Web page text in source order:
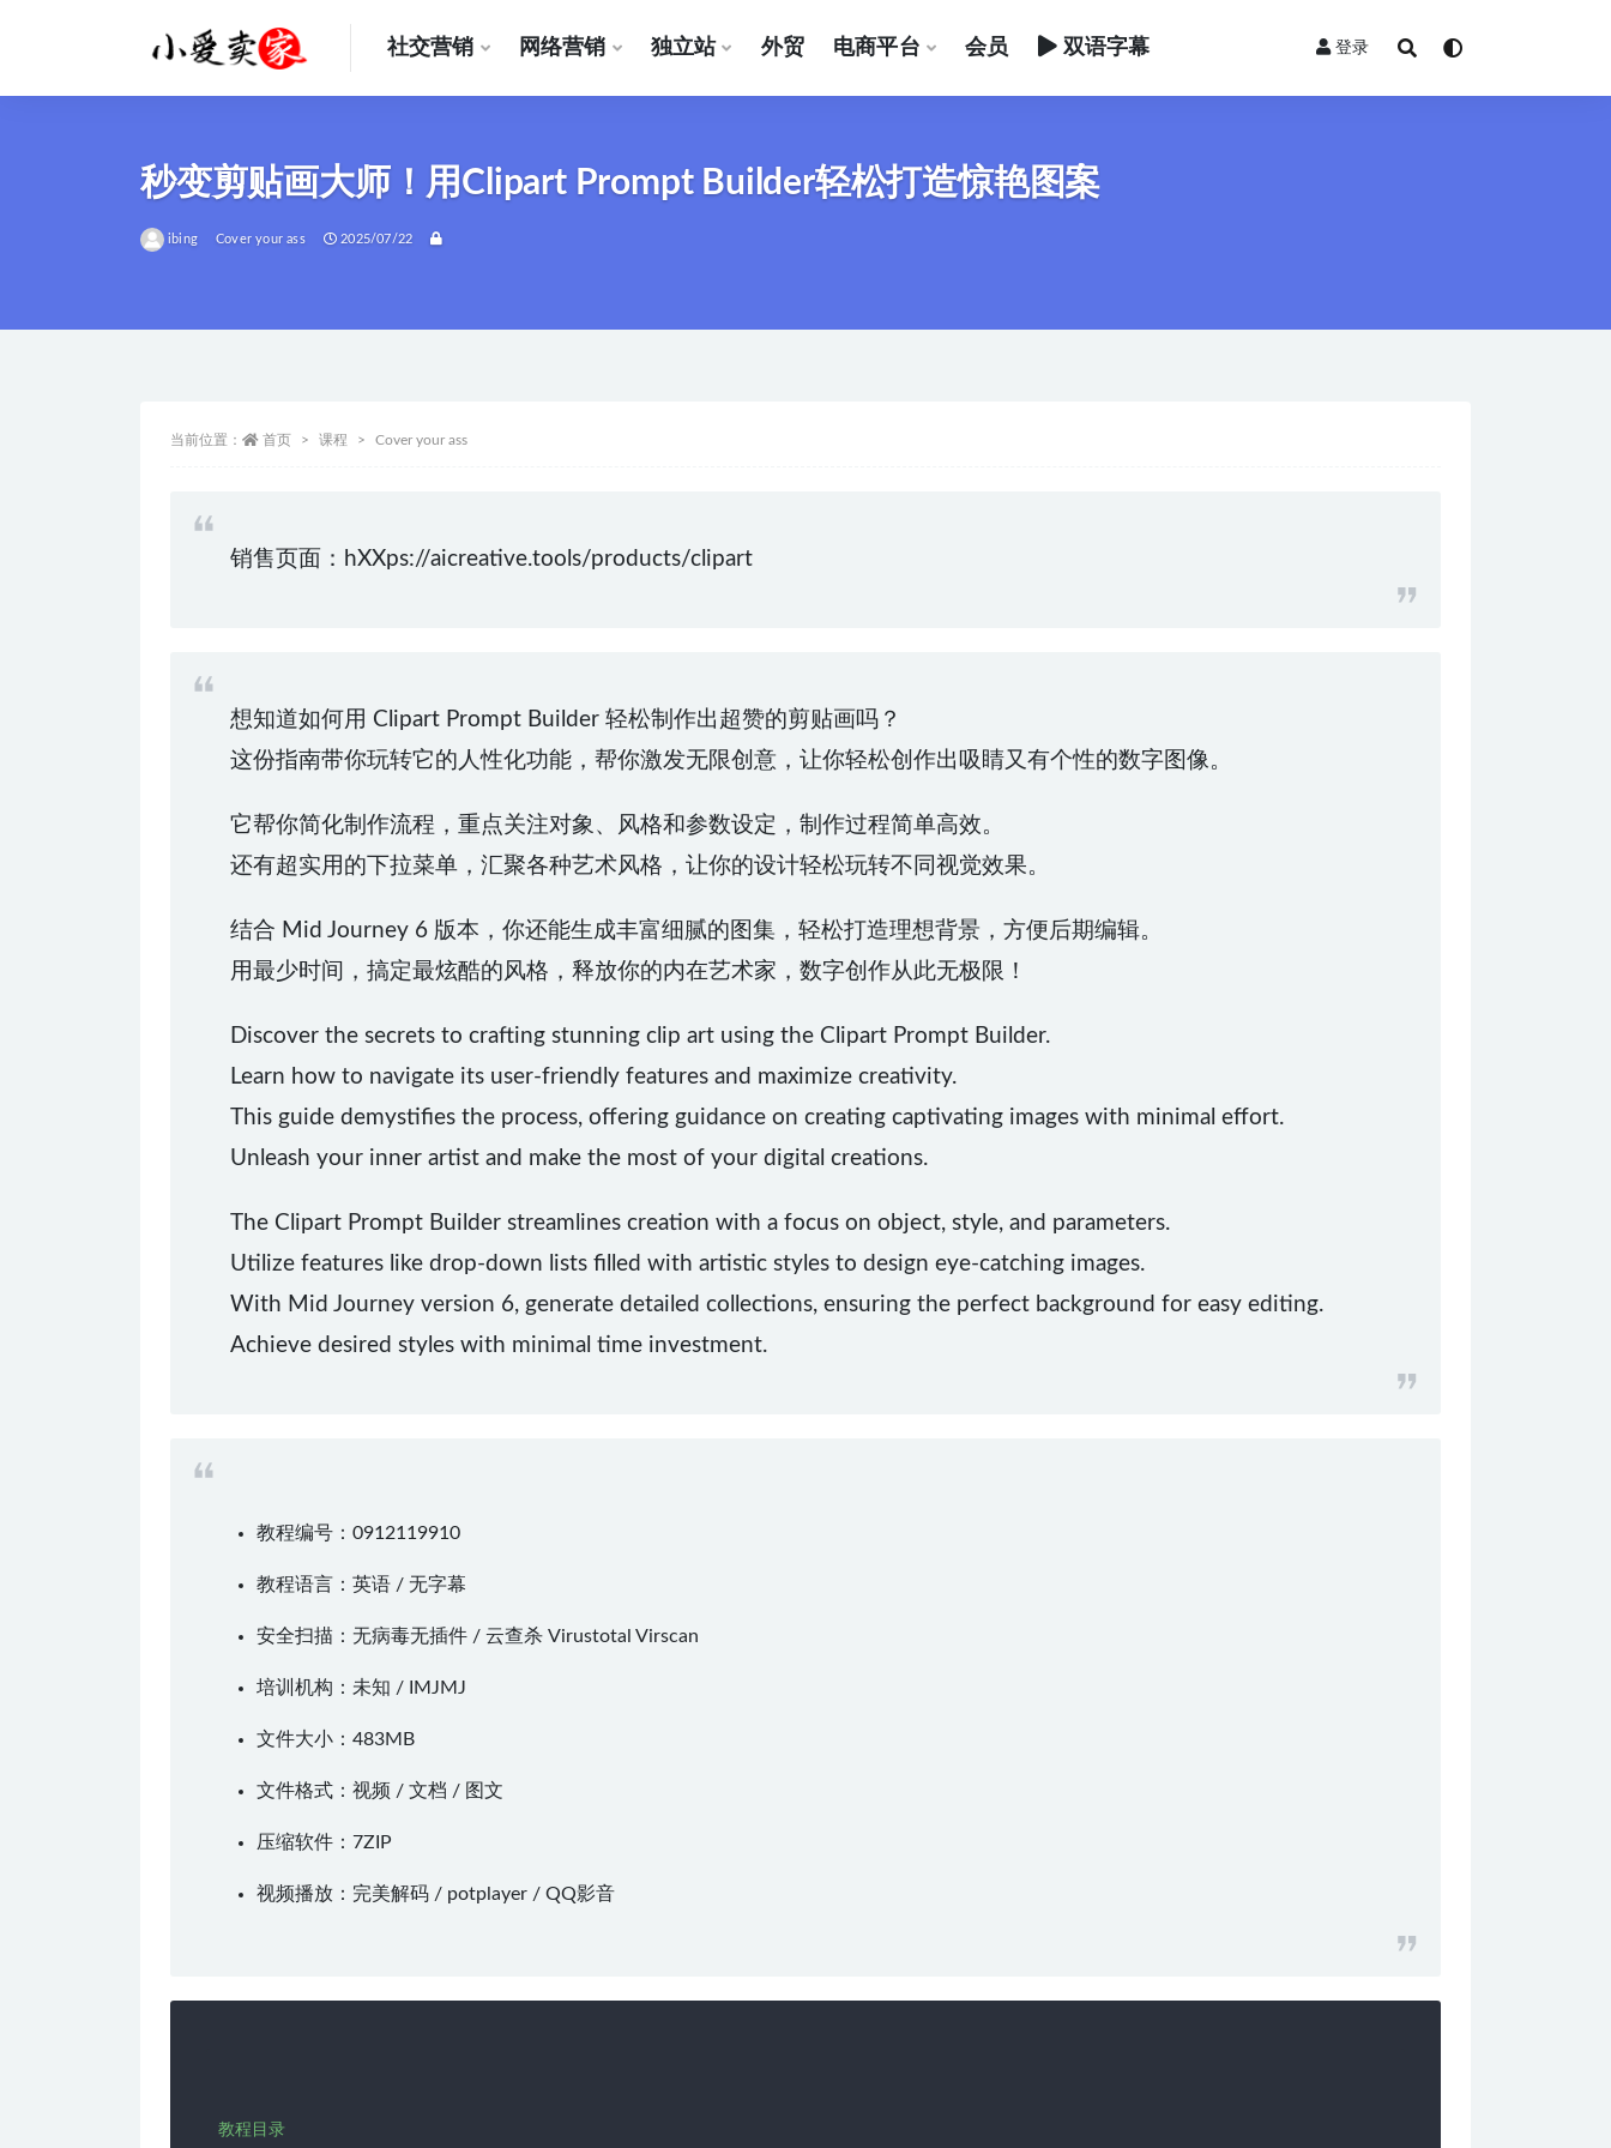
社交营销 网络营销 独立站 外贸 电商平台 会员 双语字幕 登录
秒变剪贴画大师！用Clipart Prompt Builder轻松打造惊艳图案
ibing Cover your ass 2025/07/22
当前位置： 首页 课程 Cover your ass
销售页面：hXXps://aicreative.tools/products/clipart
想知道如何用 Clipart Prompt Builder 轻松制作出超赞的剪贴画吗？
这份指南带你玩转它的人性化功能，帮你激发无限创意，让你轻松创作出吸睛又有个性的数字图像。
它帮你简化制作流程，重点关注对象、风格和参数设定，制作过程简单高效。
还有超实用的下拉菜单，汇聚各种艺术风格，让你的设计轻松玩转不同视觉效果。
结合 Mid Journey 6 版本，你还能生成丰富细腻的图集，轻松打造理想背景，方便后期编辑。
用最少时间，搞定最炫酷的风格，释放你的内在艺术家，数字创作从此无极限！
Discover the secrets to crafting stunning clip art using the Clipart Prompt Builder.
Learn how to navigate its user-friendly features and maximize creativity.
This guide demystifies the process, offering guidance on creating captivating images with minimal effort.
Unleash your inner artist and make the most of your digital creations.
The Clipart Prompt Builder streamlines creation with a focus on object, style, and parameters.
Utilize features like drop-down lists filled with artistic styles to design eye-catching images.
With Mid Journey version 6, generate detailed collections, ensuring the perfect background for easy editing.
Achieve desired styles with minimal time investment.
教程编号：0912119910
教程语言：英语 / 无字幕
安全扫描：无病毒无插件 / 云查杀 Virustotal Virscan
培训机构：未知 / IMJMJ
文件大小：483MB
文件格式：视频 / 文档 / 图文
压缩软件： 7ZIP
视频播放： 完美解码 / potplayer / QQ影音
教程目录